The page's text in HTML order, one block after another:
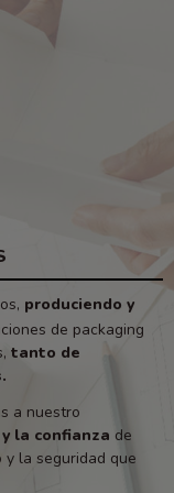
produciendo y
de packaging
tanto de
a nuestro
la confianza de
y la seguridad que